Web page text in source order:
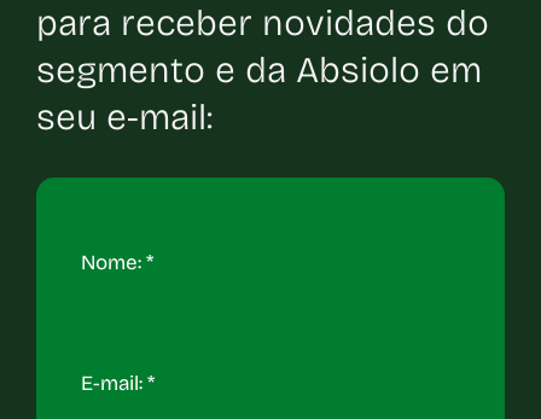
para receber novidades do
segmento e da Absiolo em
seu e-mail: